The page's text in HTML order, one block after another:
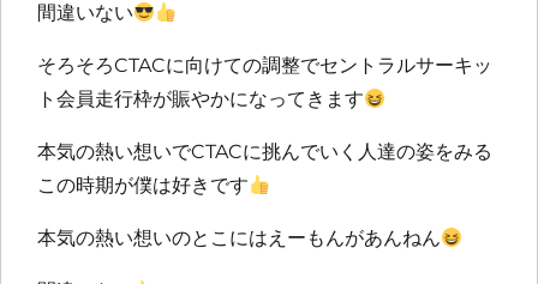
間違いない
そろそろCTACに向けての調整でセントラルサーキッ
ト会員走行枠が賑やかになってきます
本気の熱い想いでCTACに挑んでいく人達の姿をみる
この時期が僕は好きです
本気の熱い想いのとこにはえーもんがあんねん